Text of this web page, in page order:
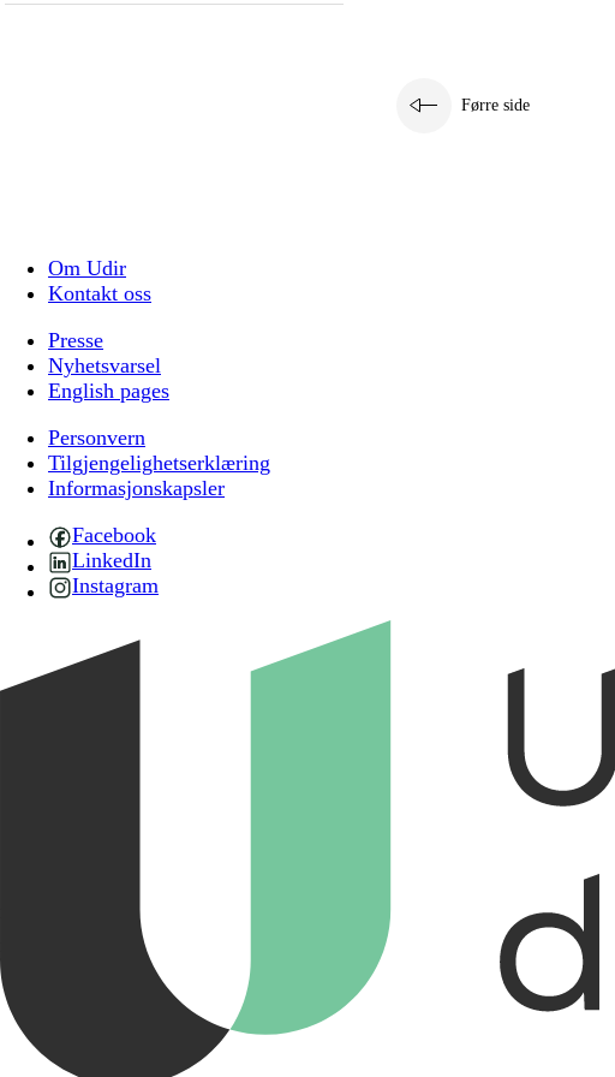
Førre side
Om Udir
Kontakt oss
Presse
Nyhetsvarsel
English pages
Personvern
Tilgjengelighetserklæring
Informasjonskapsler
Facebook
LinkedIn
Instagram